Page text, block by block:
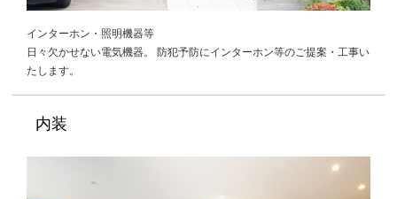
インターホン・照明機器等
日々欠かせない電気機器。 防犯予防にインターホン等のご提案・工事い
たします。
内装